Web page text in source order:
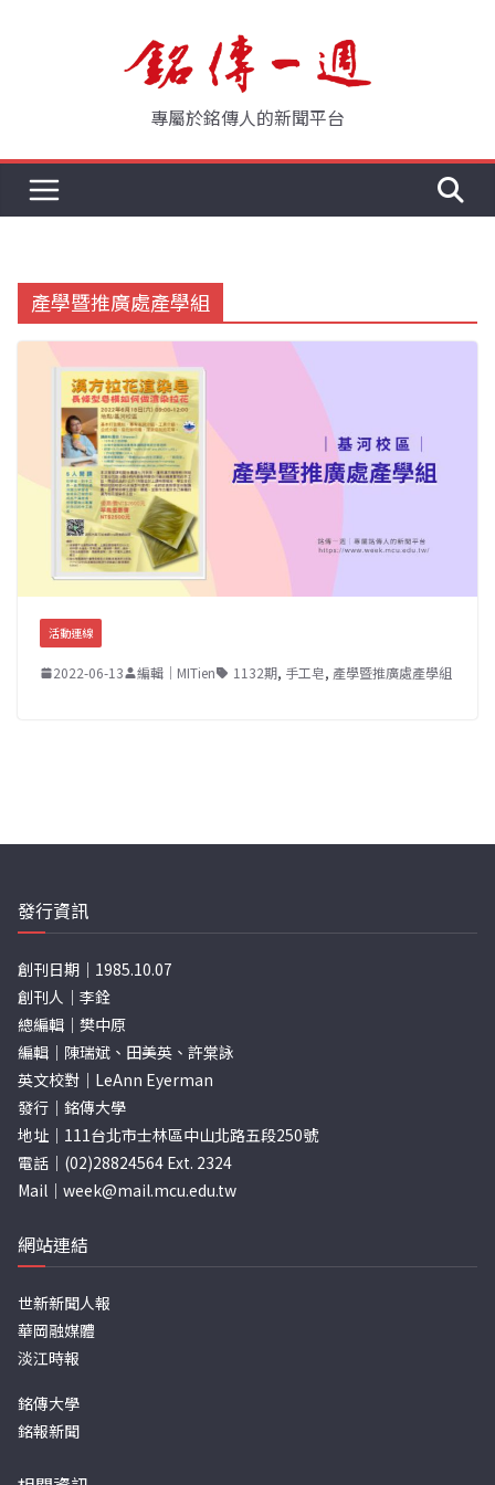
專屬於銘傳人的新聞平台
產學暨推廣處產學組
活動連線
2022-06-13 編輯｜MITien 1132期, 手工皂, 產學暨推廣處產學組
發行資訊
創刊日期｜1985.10.07
創刊人｜李銓
總編輯｜樊中原
編輯｜陳瑞斌、田美英、許棠詠
英文校對｜LeAnn Eyerman
發行｜銘傳大學
地址｜111台北市士林區中山北路五段250號
電話｜(02)28824564 Ext. 2324
Mail｜ week@mail.mcu.edu.tw
網站連結
世新新聞人報
華岡融媒體
淡江時報
銘傳大學
銘報新聞